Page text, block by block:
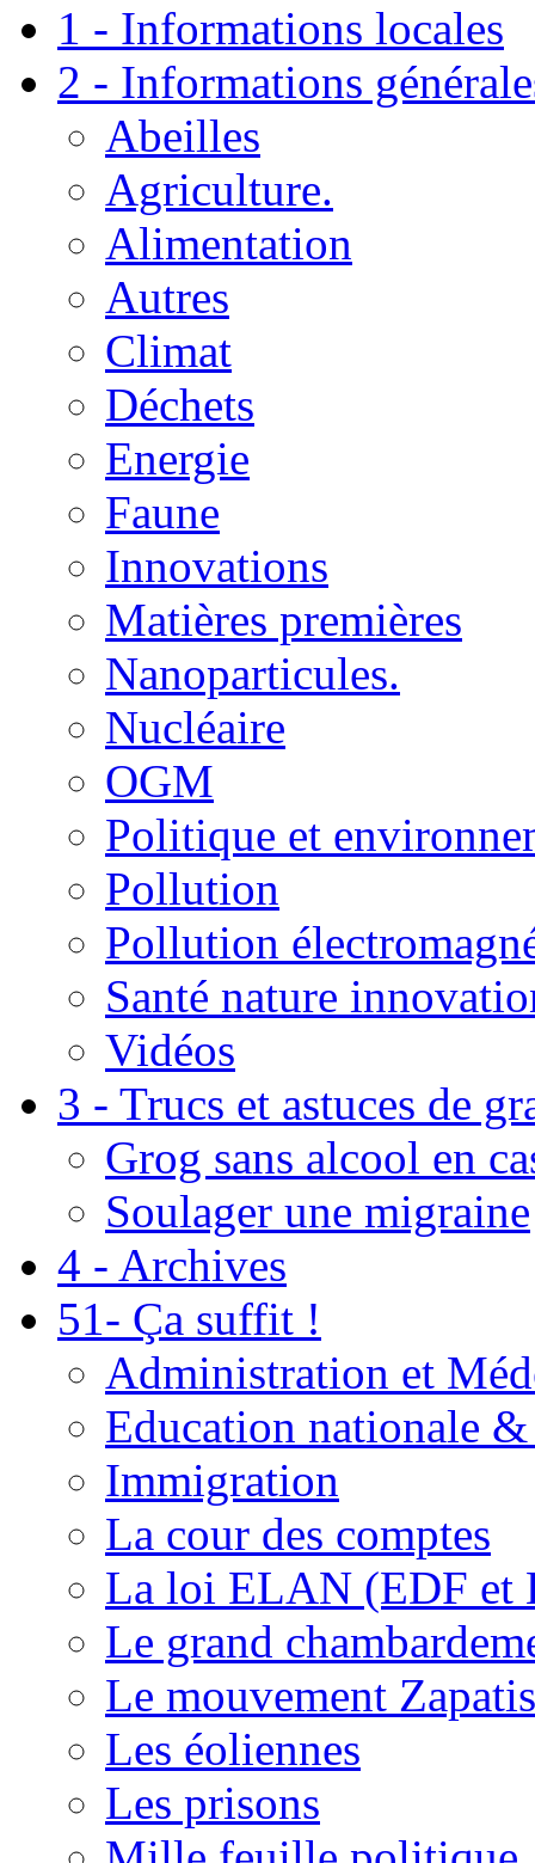
1 - Informations locales
2 - Informations
Abeilles
Agriculture.
Alimentation
Autres
Climat
Déchets
Energie
Faune
Innovations
Matières premières
Nanoparticules.
Nucléaire
OGM
Politique et
Pollution
Pollution
Santé nature
Vidéos
3 - Trucs et astuces de
Grog sans alcool en
Soulager une migraine
4 - Archives
51- Ça suffit !
Administration et
Education nationale
Immigration
La cour des comptes
La loi ELAN (EDF et
Le grand
Le mouvement
Les éoliennes
Les prisons